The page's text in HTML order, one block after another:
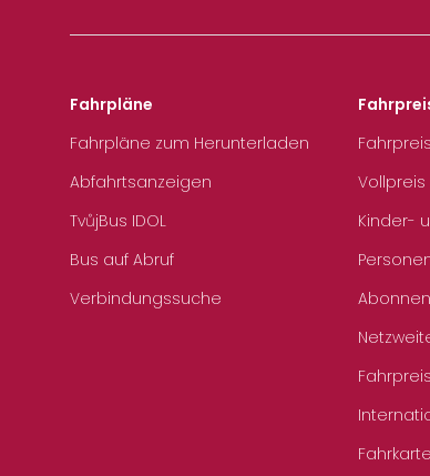
Fahrpläne
Fahrpläne zum Herunterladen
Abfahrtsanzeigen
TvůjBus IDOL
Bus auf Abruf
Verbindungssuche
Vollpreis
Kinder-